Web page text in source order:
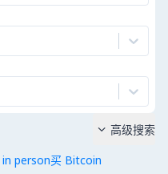
in person买 Bitcoin
 高级搜索